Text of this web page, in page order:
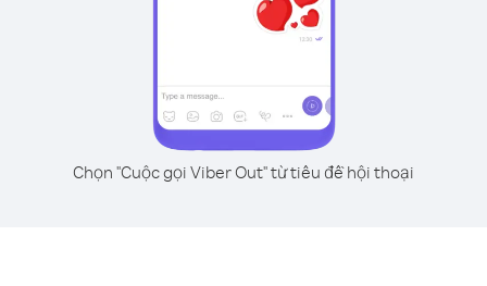
Chọn "Cuộc gọi Viber Out" từ tiêu đề hội thoại